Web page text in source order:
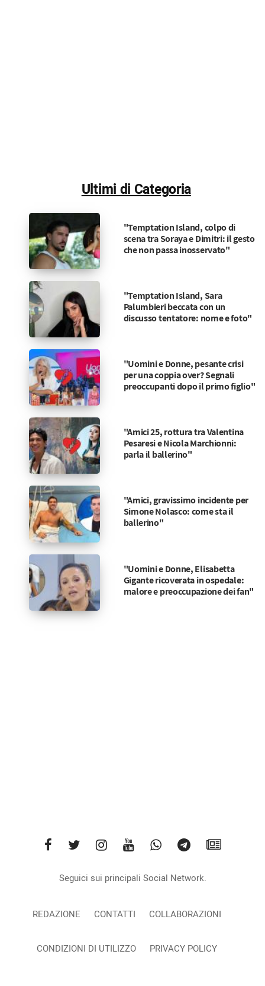
Ultimi di Categoria
"Temptation Island, colpo di
scena tra Soraya e Dimitri: il gesto
che non passa inosservato"
"Temptation Island, Sara
Palumbieri beccata con un
discusso tentatore: nome e foto"
"Uomini e Donne, pesante crisi
per una coppia over? Segnali
preoccupanti dopo il primo figlio"
"Amici 25, rottura tra Valentina
Pesaresi e Nicola Marchionni:
parla il ballerino"
"Amici, gravissimo incidente per
Simone Nolasco: come sta il
ballerino"
"Uomini e Donne, Elisabetta
Gigante ricoverata in ospedale:
malore e preoccupazione dei fan"
Seguici sui principali Social Network.
REDAZIONE CONTATTI COLLABORAZIONI
CONDIZIONI DI UTILIZZO PRIVACY POLICY